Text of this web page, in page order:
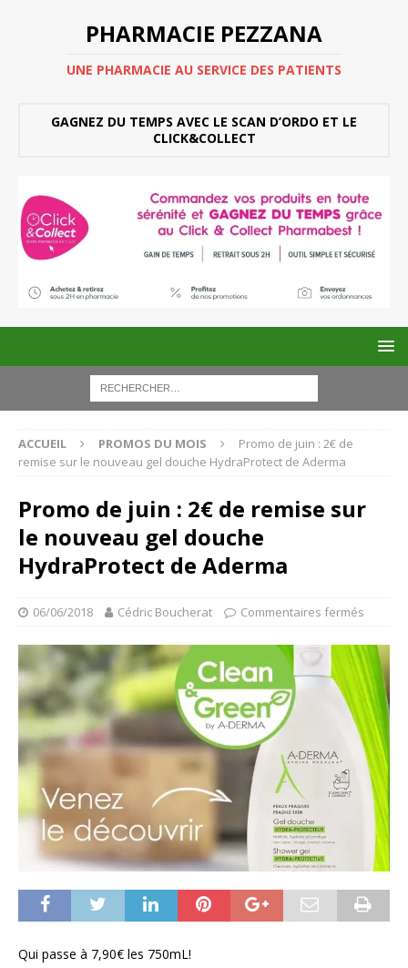
PHARMACIE PEZZANA
UNE PHARMACIE AU SERVICE DES PATIENTS
GAGNEZ DU TEMPS AVEC LE SCAN D’ORDO ET LE
CLICK&COLLECT
ACCUEIL PROMOS DU MOIS
Promo de juin : 2€ de
remise sur le nouveau gel douche HydraProtect de Aderma
Promo de juin : 2€ de remise sur
le nouveau gel douche
HydraProtect de Aderma
06/06/2018 Cédric Boucherat Commentaires fermés
Qui passe à 7,90€ les 750mL!